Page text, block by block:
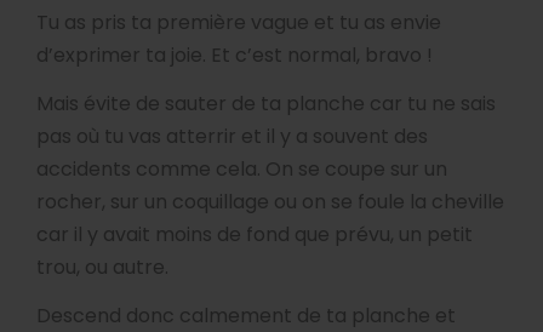
Tu as pris ta première vague et tu as envie
d’exprimer ta joie. Et c’est normal, bravo !
Mais évite de sauter de ta planche car tu ne sais
pas où tu vas atterrir et il y a souvent des
accidents comme cela. On se coupe sur un
rocher, sur un coquillage ou on se foule la cheville
car il y avait moins de fond que prévu, un petit
trou, ou autre.
Descend donc calmement de ta planche et